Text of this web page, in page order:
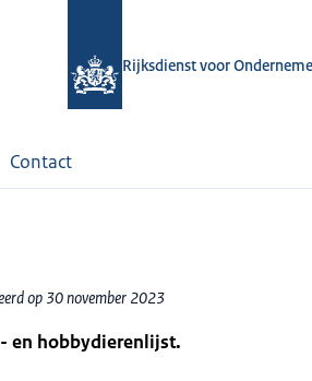
Rijksdienst voor
Contact
op 30 november 2023
en hobbydierenlijst.